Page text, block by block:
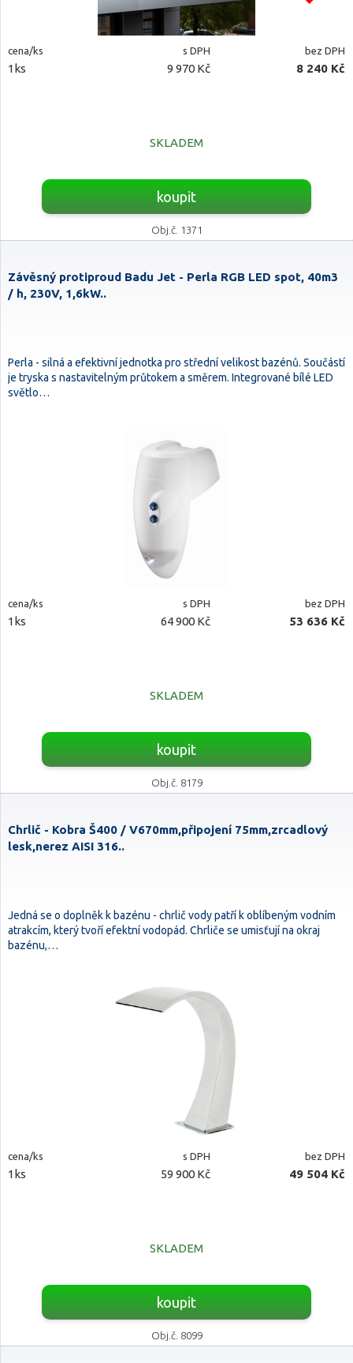
cena/ks s DPH bez DPH
1ks 9 970 Kč 8 240 Kč
SKLADEM
koupit
Obj.č. 1371
Závěsný protiproud Badu Jet - Perla RGB LED spot, 40m3
/ h, 230V, 1,6kW..
Perla - silná a efektivní jednotka pro střední velikost bazénů. Součástí
je tryska s nastavitelným průtokem a směrem. Integrované bílé LED
světlo…
cena/ks s DPH bez DPH
1ks 64 900 Kč 53 636 Kč
SKLADEM
koupit
Obj.č. 8179
Chrlič - Kobra Š400 / V670mm,připojení 75mm,zrcadlový
lesk,nerez AISI 316..
Jedná se o doplněk k bazénu - chrlič vody patří k oblíbeným vodním
atrakcím, který tvoří efektní vodopád. Chrliče se umisťují na okraj
bazénu,…
cena/ks s DPH bez DPH
1ks 59 900 Kč 49 504 Kč
SKLADEM
koupit
Obj.č. 8099